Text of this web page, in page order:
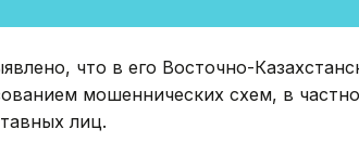
что в его Восточно-
мошеннических схем, в
лиц.